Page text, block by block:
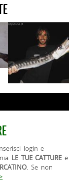
login e
LE TUE CATTURE e
. Se non